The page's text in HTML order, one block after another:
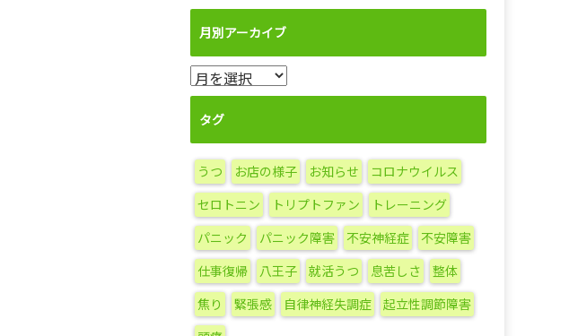
月別アーカイブ
月
別
ア
ー
カ
イ
ブ
タグ
うつ お店の様子 お知らせ コロナウイルス
セロトニン トリプトファン トレーニング
パニック パニック障害 不安神経症 不安障害
仕事復帰 八王子 就活うつ 息苦しさ 整体
焦り 緊張感 自律神経失調症 起立性調節障害